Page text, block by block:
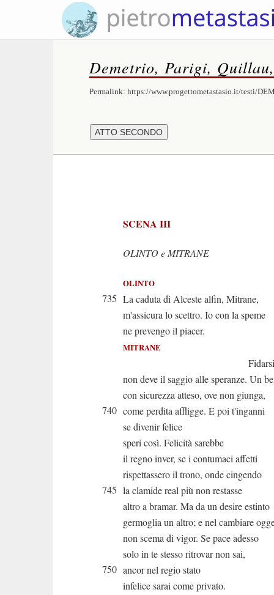
Demetrio, Parigi,
Permalink: https://www.progettometastasio.it/testi/
SCENA III
OLINTO e MITRANE
OLINTO
735 La caduta di Alceste alfin, Mitrane,
m'assicura lo scettro. Io con la speme
ne prevengo il piacer.
MITRANE
Fidarsi
non deve il saggio alle speranze. Un
con sicurezza atteso, ove non giunga,
740 come perdita affligge. E poi t'inganni
se divenir felice
speri così. Felicità sarebbe
il regno inver, se i contumaci affetti
rispettassero il trono, onde cingendo
745 la clamide real più non restasse
altro a bramar. Ma da un desire estinto
germoglia un altro; e nel cambiare
non scema di vigor. Se pace adesso
solo in te stesso ritrovar non sai,
750 ancor nel regio stato
infelice sarai come privato.